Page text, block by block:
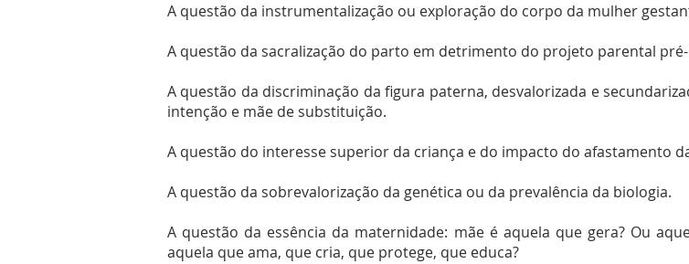
A questão da instrumentalização ou exploração do corpo da mulher
A questão da sacralização do parto em detrimento do projeto parental
A questão da discriminação da figura paterna, desvalorizada e
intenção e mãe de substituição.
A questão do interesse superior da criança e do impacto do afastamento
A questão da sobrevalorização da genética ou da prevalência da biologia.
A questão da essência da maternidade: mãe é aquela que gera? Ou
aquela que ama, que cria, que protege, que educa?